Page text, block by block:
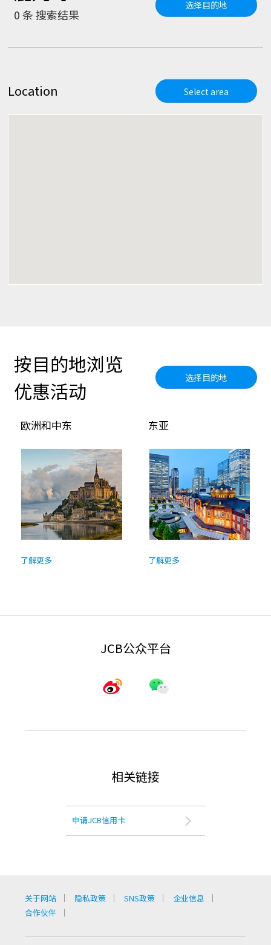
0条 搜索结果
选择目的地
Location Select area
按目的地浏览
优惠活动
选择目的地
欧洲和中东
了解更多
东亚
了解更多
JCB公众平台
相关链接
申请JCB信用卡
关于网站 隐私政策 SNS政策
企业信息
合作伙伴